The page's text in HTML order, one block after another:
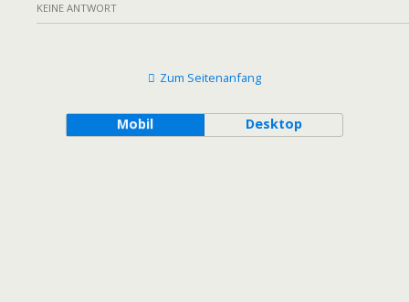
KEINE ANTWORT
Zum Seitenanfang
Mobil Desktop